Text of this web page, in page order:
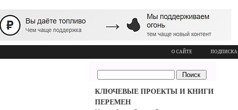
О САЙТЕ ПОДПИСКА
КЛЮЧЕВЫЕ ПРОЕКТЫ И КНИГИ
ПЕРЕМЕН